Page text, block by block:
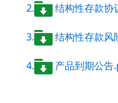
2. 结构性存款协
3. 结构性存款
4. 产品到期公告